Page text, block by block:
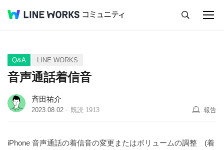
Q&A Tips Ideas
Q&A LINE WORKS
音声通話着信音
斉田祐介
2023.08.02 既読 1913 報告
iPhone 音声通話の着信音の変更またはボリュームの調整 (着